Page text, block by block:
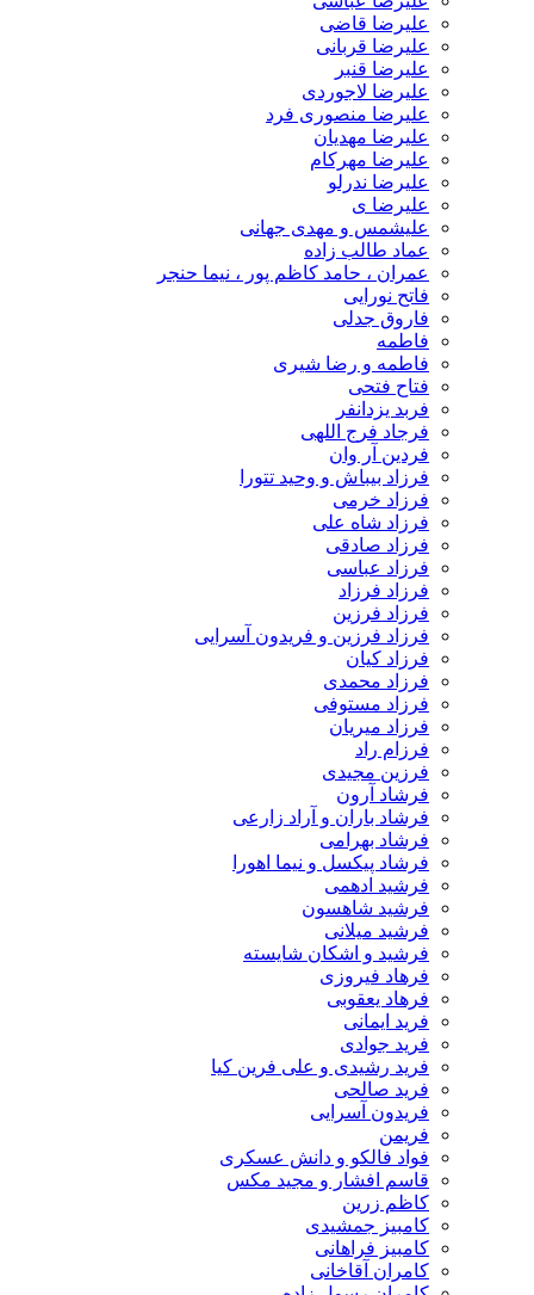
علیرضا قاضی
علیرضا قربانی
علیرضا قنبر
علیرضا لاجوردی
علیرضا منصوری فرد
علیرضا مهدیان
علیرضا مهرکام
علیرضا ندرلو
علیرضا ی
علیشمس و مهدی جهانی
عماد طالب زاده
عمران ، حامد کاظم پور ، نیما حنجر
فاتح نورایی
فاروق جدلی
فاطمه
فاطمه و رضا شیری
فتاح فتحی
فربد یزدانفر
فرجاد فرج اللهی
فردین آر وان
فرزاد بیباش و وحید تتورا
فرزاد خرمی
فرزاد شاه علی
فرزاد صادقی
فرزاد عباسی
فرزاد فرزاد
فرزاد فرزین
فرزاد فرزین و فریدون آسرایی
فرزاد کیان
فرزاد محمدی
فرزاد مستوفی
فرزاد میریان
فرزام راد
فرزین مجیدی
فرشاد آرون
فرشاد باران و آراد زارعی
فرشاد بهرامی
فرشاد پیکسل و نیما اهورا
فرشید ادهمی
فرشید شاهسون
فرشید میلانی
فرشید و اشکان شایسته
فرهاد فیروزی
فرهاد یعقوبی
فرید ایمانی
فرید جوادی
فرید رشیدی و علی فرین کیا
فرید صالحی
فریدون آسرایی
فریمن
فواد فالکو و دانش عسکری
قاسم افشار و مجید مکس
کاظم زرین
کامبیز جمشیدی
کامبیز فراهانی
کامران آقاخانی